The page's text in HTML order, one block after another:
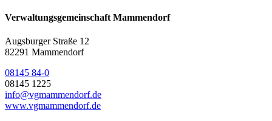
Verwaltungsgemeinschaft Mammendorf
Augsburger Straße 12
82291 Mammendorf
08145 84-0
08145 1225
info@vgmammendorf.de
www.vgmammendorf.de